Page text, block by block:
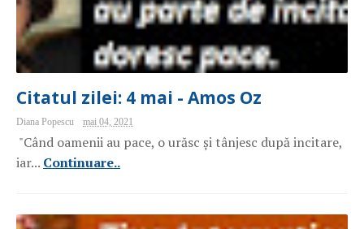
Citatul zilei: 4 mai - Amos Oz
Diana Popescu mai 04, 2021
"Când oamenii au pace, o urăsc și tânjesc după incitare,
iar... Continuare..